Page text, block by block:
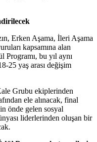
Erken Aşama, İleri Aşama
kapsamına alan
bu yıl aynı
25 yaş arası değişim
Grubu ekiplerinden
ele alınacak, final
önde gelen sosyal
liderlerinden oluşan bir